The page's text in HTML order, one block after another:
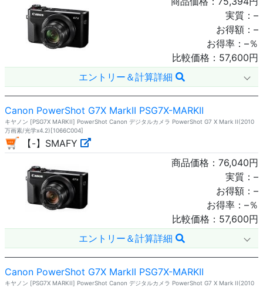
実質： –
お得額： –
お得率： –％
比較価格： 57,600円
エントリー＆計算詳細
Canon PowerShot G7X MarkII PSG7X-MARKII
キヤノン [PSG7X MARKII] PowerShot Canon デジタルカメラ PowerShot G7 X Mark II(2010
万画素/光学x4.2)[1066C004]
【-】SMAFY
商品価格： 76,040円
実質： –
お得額： –
お得率： –％
比較価格： 57,600円
エントリー＆計算詳細
Canon PowerShot G7X MarkII PSG7X-MARKII
キヤノン [PSG7X MARKII] PowerShot Canon デジタルカメラ PowerShot G7 X Mark II(2010